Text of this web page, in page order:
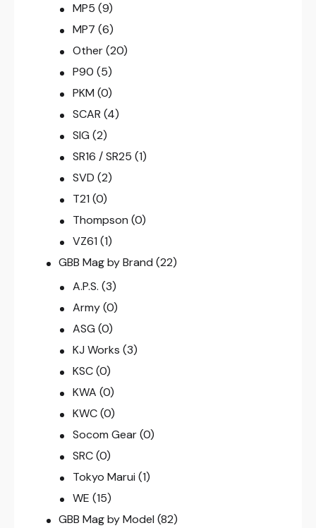
MP5 (9)
MP7 (6)
Other (20)
P90 (5)
PKM (0)
SCAR (4)
SIG (2)
SR16 / SR25 (1)
SVD (2)
T21 (0)
Thompson (0)
VZ61 (1)
GBB Mag by Brand (22)
A.P.S. (3)
Army (0)
ASG (0)
KJ Works (3)
KSC (0)
KWA (0)
KWC (0)
Socom Gear (0)
SRC (0)
Tokyo Marui (1)
WE (15)
GBB Mag by Model (82)